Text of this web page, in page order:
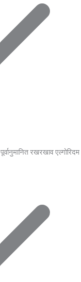
रखरखाव एल्गोरिदम